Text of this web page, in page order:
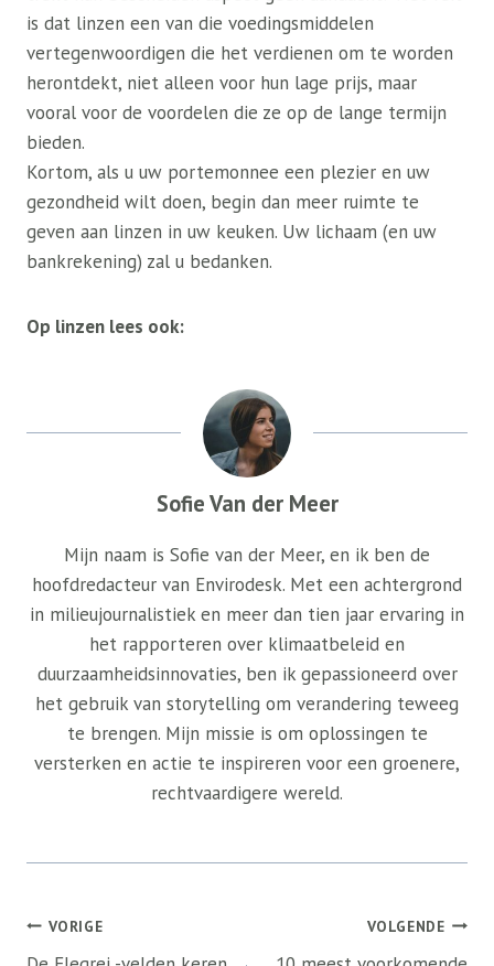
is dat linzen een van die voedingsmiddelen
vertegenwoordigen die het verdienen om te worden
herontdekt, niet alleen voor hun lage prijs, maar
vooral voor de voordelen die ze op de lange termijn
bieden.
Kortom, als u uw portemonnee een plezier en uw
gezondheid wilt doen, begin dan meer ruimte te
geven aan linzen in uw keuken. Uw lichaam (en uw
bankrekening) zal u bedanken.
Op linzen lees ook:
Sofie Van der Meer
Mijn naam is Sofie van der Meer, en ik ben de
hoofdredacteur van Envirodesk. Met een achtergrond
in milieujournalistiek en meer dan tien jaar ervaring in
het rapporteren over klimaatbeleid en
duurzaamheidsinnovaties, ben ik gepassioneerd over
het gebruik van storytelling om verandering teweeg
te brengen. Mijn missie is om oplossingen te
versterken en actie te inspireren voor een groenere,
rechtvaardigere wereld.
Bericht
VORIGE VOLGENDE